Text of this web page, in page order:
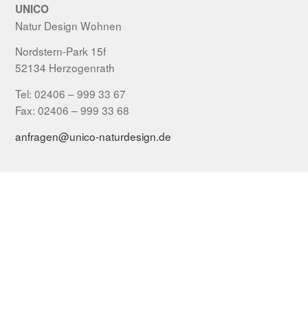
UNICO
Natur Design Wohnen
Nordstern-Park 15f
52134 Herzogenrath
Tel: 02406 – 999 33 67
Fax: 02406 – 999 33 68
anfragen@unico-naturdesign.de